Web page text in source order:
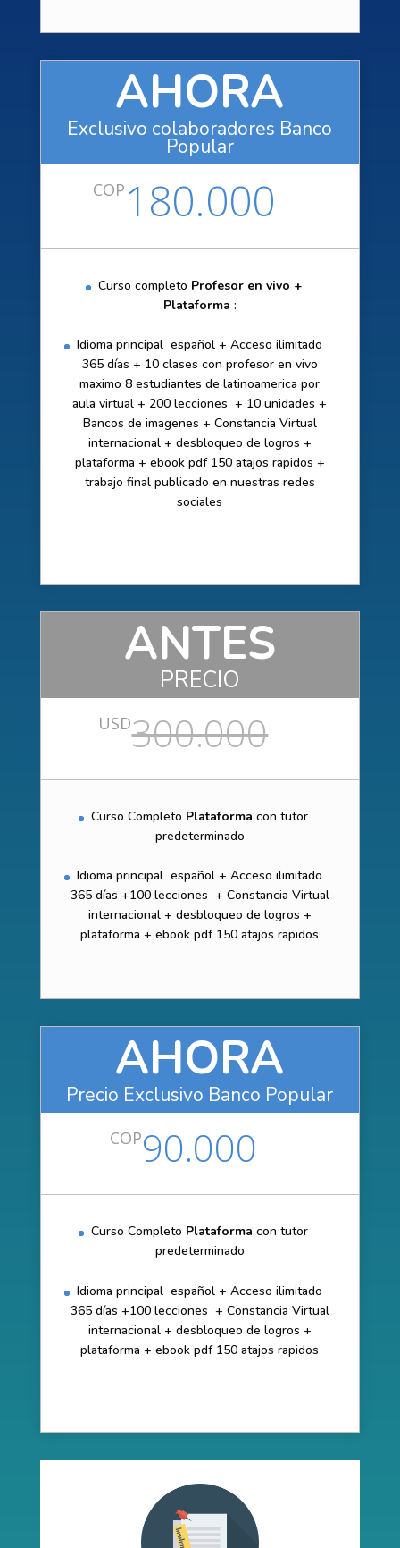
AHORA
Exclusivo colaboradores Banco
Popular
COP 180.000
Curso completo Profesor en vivo +
Plataforma :
Idioma principal español + Acceso ilimitado
365 días + 10 clases con profesor en vivo
maximo 8 estudiantes de latinoamerica por
aula virtual + 200 lecciones + 10 unidades +
Bancos de imagenes + Constancia Virtual
internacional + desbloqueo de logros +
plataforma + ebook pdf 150 atajos rapidos +
trabajo final publicado en nuestras redes
sociales
ANTES
PRECIO
USD300.000
Curso Completo Plataforma con tutor
predeterminado
Idioma principal español + Acceso ilimitado
365 días +100 lecciones + Constancia Virtual
internacional + desbloqueo de logros +
plataforma + ebook pdf 150 atajos rapidos
AHORA
Precio Exclusivo Banco Popular
COP90.000
Curso Completo Plataforma con tutor
predeterminado
Idioma principal español + Acceso ilimitado
365 días +100 lecciones + Constancia Virtual
internacional + desbloqueo de logros +
plataforma + ebook pdf 150 atajos rapidos